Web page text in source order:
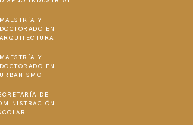
MAESTRÍA Y
DOCTORADO EN
ARQUITECTURA
MAESTRÍA Y
DOCTORADO EN
URBANISMO
DE